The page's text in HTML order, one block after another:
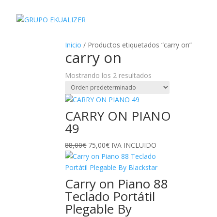
Inicio / Productos etiquetados “carry on”
carry on
Mostrando los 2 resultados
CARRY ON PIANO
49
88,00€ El
precio
original
88,00€.
75,00€El
precio
actual
75,00€.
IVA INCLUIDO
Carry on Piano 88
Teclado Portátil
Plegable By